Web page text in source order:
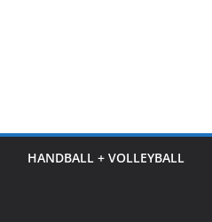
HANDBALL + VOLLEYBALL